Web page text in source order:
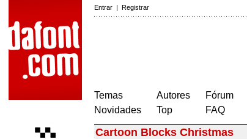
Entrar | Registrar
Temas
Novidades
Autores
Top
Fórum
FAQ
Cartoon Blocks Christmas